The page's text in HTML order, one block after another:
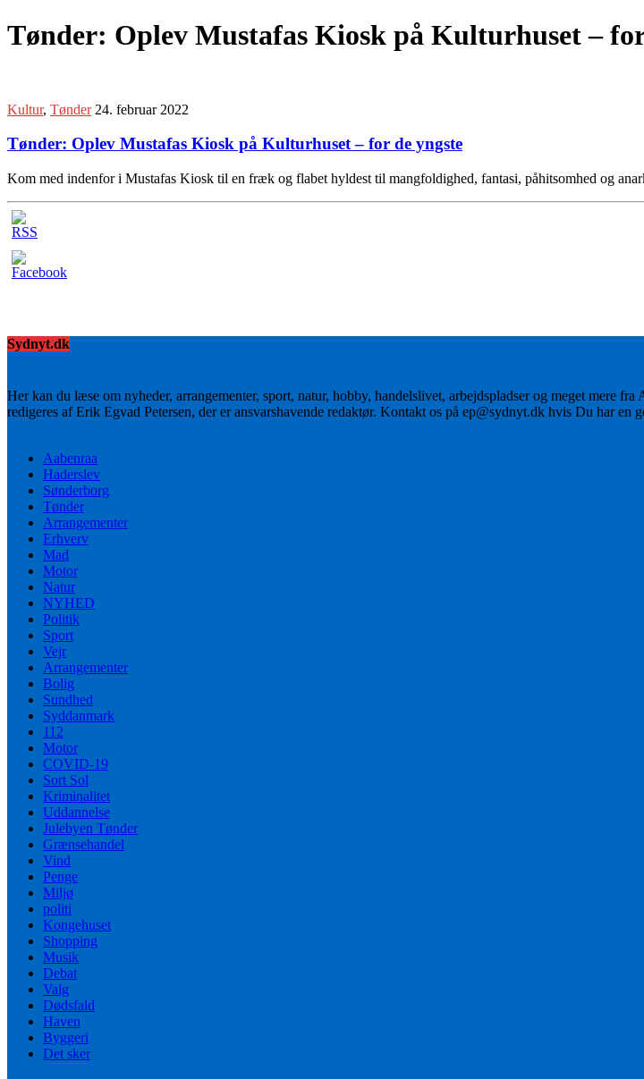
Tønder: Oplev Mustafas Kiosk på Kulturhuset –
Kultur, Tønder 24. februar 2022
Tønder: Oplev Mustafas Kiosk på Kulturhuset – for de yngste
Kom med indenfor i Mustafas Kiosk til en fræk og flabet hyldest til mangfoldighed, fantasi, påhitsomhed og
Sydnyt.dk
Her kan du læse om nyheder, arrangementer, sport, natur, hobby, handelslivet, arbejdspladser og meget mere
redigeres af Erik Egvad Petersen, der er ansvarshavende redaktør. Kontakt os på ep@sydnyt.dk hvis Du har en
Aabenraa
Haderslev
Sønderborg
Tønder
Arrangementer
Erhverv
Mad
Motor
Natur
NYHED
Politik
Sport
Vejr
Arrangementer
Bolig
Sundhed
Syddanmark
112
Motor
COVID-19
Sort Sol
Kriminalitet
Uddannelse
Julebyen Tønder
Grænsehandel
Vind
Penge
Miljø
politi
Kongehuset
Shopping
Musik
Debat
Valg
Dødsfald
Haven
Byggeri
Det sker